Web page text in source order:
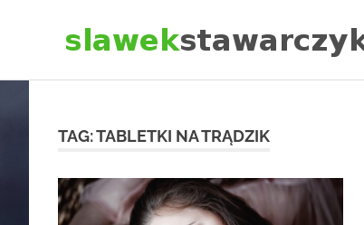
TAG:TABLETKI NA TRĄDZIK